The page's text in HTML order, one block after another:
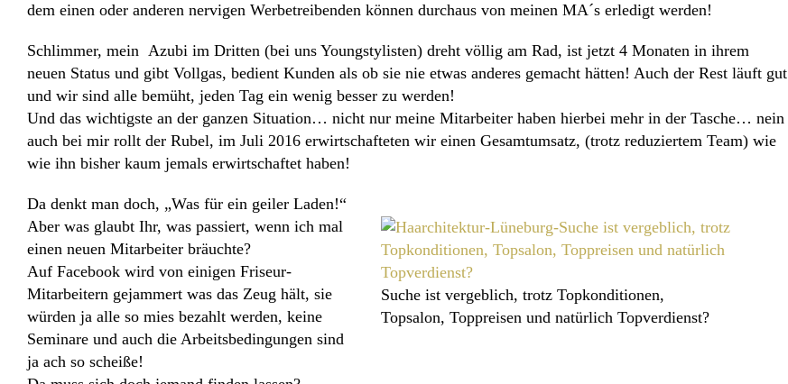
dem einen oder anderen nervigen Werbetreibenden können durchaus von meinen MA´s erledigt werden!
Schlimmer, mein Azubi im Dritten (bei uns Youngstylisten) dreht völlig am Rad, ist jetzt 4 Monaten in ihrem
neuen Status und gibt Vollgas, bedient Kunden als ob sie nie etwas anderes gemacht hätten! Auch der Rest läuft gut
und wir sind alle bemüht, jeden Tag ein wenig besser zu werden!
Und das wichtigste an der ganzen Situation… nicht nur meine Mitarbeiter haben hierbei mehr in der Tasche… nein
auch bei mir rollt der Rubel, im Juli 2016 erwirtschafteten wir einen Gesamtumsatz, (trotz reduziertem Team) wie
wie ihn bisher kaum jemals erwirtschaftet haben!
Suche ist vergeblich, trotz Topkonditionen,
Topsalon, Toppreisen und natürlich Topverdienst?
Da denkt man doch, „Was für ein geiler Laden!“
Aber was glaubt Ihr, was passiert, wenn ich mal
einen neuen Mitarbeiter bräuchte?
Auf Facebook wird von einigen Friseur-
Mitarbeitern gejammert was das Zeug hält, sie
würden ja alle so mies bezahlt werden, keine
Seminare und auch die Arbeitsbedingungen sind
ja ach so scheiße!